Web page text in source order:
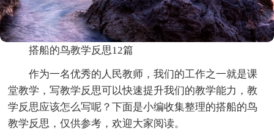
搭船的鸟教学反思12篇
作为一名优秀的人民教师，我们的工作之一就是课
堂教学，写教学反思可以快速提升我们的教学能力，教
学反思应该怎么写呢？下面是小编收集整理的搭船的鸟
教学反思，仅供参考，欢迎大家阅读。